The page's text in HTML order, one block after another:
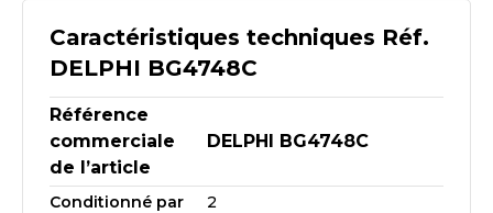
Caractéristiques techniques Réf.
DELPHI BG4748C
Référence
commerciale
de l’article
DELPHI BG4748C
Conditionné par
2